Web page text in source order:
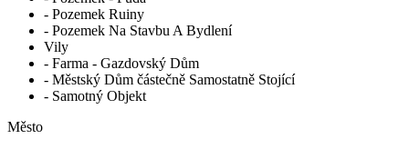
- Pozemek Ruiny
- Pozemek Na Stavbu A Bydlení
Vily
- Farma - Gazdovský Dům
- Městský Dům částečně Samostatně Stojící
- Samotný Objekt
Město